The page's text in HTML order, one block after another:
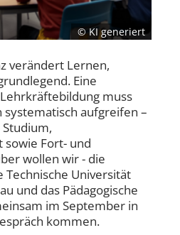
© KI generiert
verändert Lernen,
Eine
muss
systematisch aufgreifen –
Fort- und
wollen wir - die
Technische Universität
und das Pädagogische
im September in
kommen.